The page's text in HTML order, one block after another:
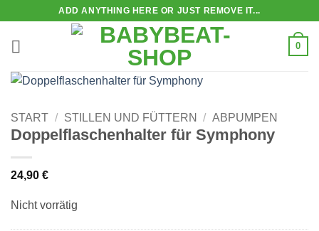
springen
ADD ANYTHING HERE OR JUST REMOVE IT...
0
START / STILLEN UND FÜTTERN / ABPUMPEN
Doppelflaschenhalter für Symphony
24,90 €
Nicht vorrätig